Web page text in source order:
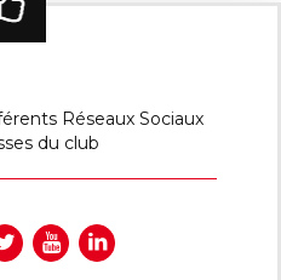
Réseaux Sociaux
du club